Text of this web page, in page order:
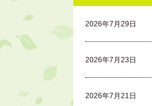
2026年7月29日
2026年7月23日
2026年7月21日